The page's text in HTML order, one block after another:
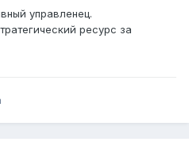
управленец.
ресурс за